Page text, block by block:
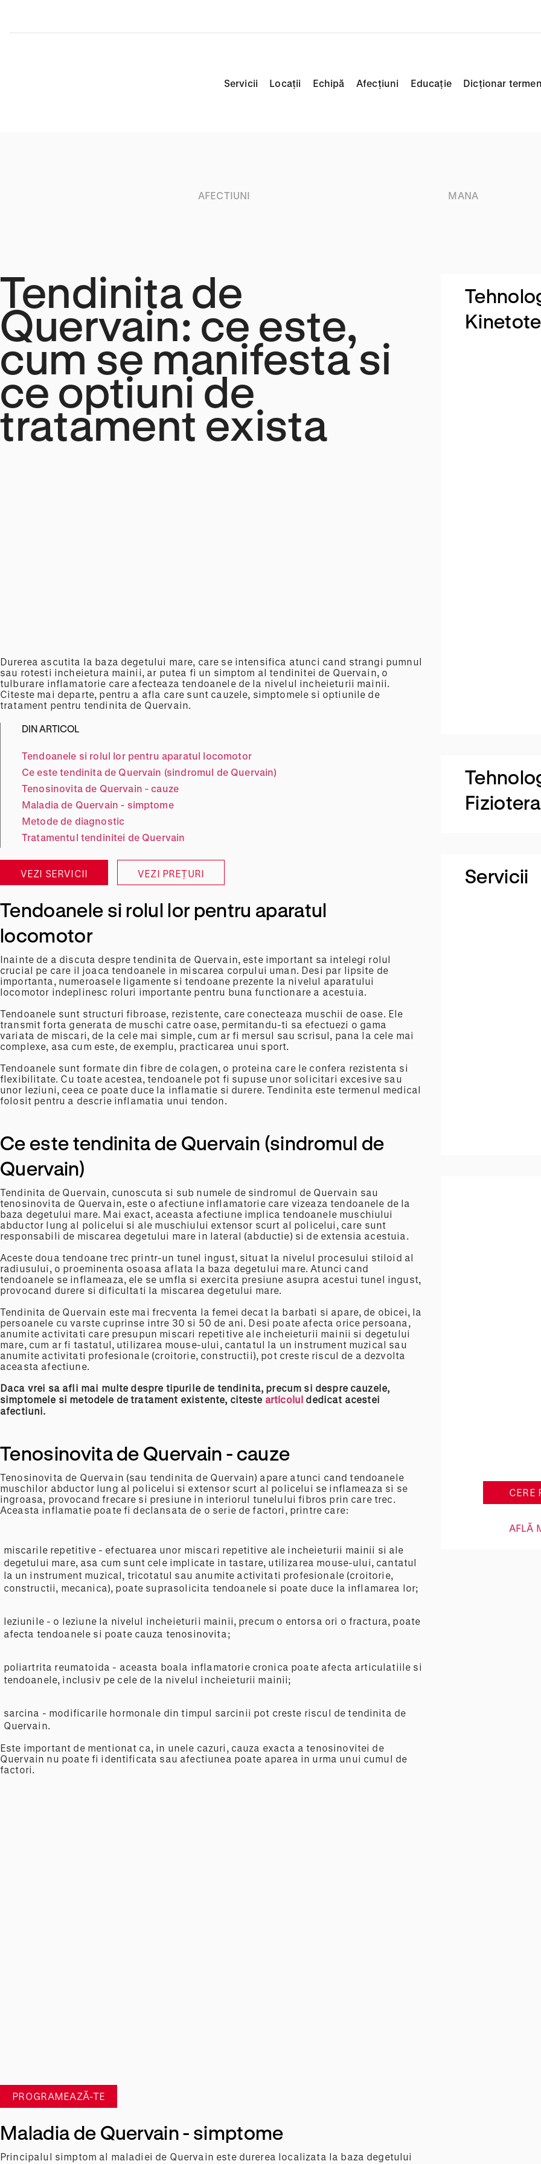
Servicii Locații Echipă Afecțiuni Educație Dicționar
AFECTIUNI MANA
Tendinita de
Quervain: ce este,
cum se manifesta si
ce optiuni de
tratament exista
Durerea ascutita la baza degetului mare, care se intensifica atunci cand strangi pumnul
sau rotesti incheietura mainii, ar putea fi un simptom al tendinitei de Quervain, o
tulburare inflamatorie care afecteaza tendoanele de la nivelul incheieturii mainii.
Citeste mai departe, pentru a afla care sunt cauzele, simptomele si optiunile de
tratament pentru tendinita de Quervain.
DIN ARTICOL
Tendoanele si rolul lor pentru aparatul locomotor
Ce este tendinita de Quervain (sindromul de Quervain)
Tenosinovita de Quervain - cauze
Maladia de Quervain - simptome
Metode de diagnostic
Tratamentul tendinitei de Quervain
VEZI SERVICII VEZI PREȚURI
Tendoanele si rolul lor pentru aparatul
locomotor
Inainte de a discuta despre tendinita de Quervain, este important sa intelegi rolul
crucial pe care il joaca tendoanele in miscarea corpului uman. Desi par lipsite de
importanta, numeroasele ligamente si tendoane prezente la nivelul aparatului
locomotor indeplinesc roluri importante pentru buna functionare a acestuia.
Tendoanele sunt structuri fibroase, rezistente, care conecteaza muschii de oase. Ele
transmit forta generata de muschi catre oase, permitandu-ti sa efectuezi o gama
variata de miscari, de la cele mai simple, cum ar fi mersul sau scrisul, pana la cele mai
complexe, asa cum este, de exemplu, practicarea unui sport.
Tendoanele sunt formate din fibre de colagen, o proteina care le confera rezistenta si
flexibilitate. Cu toate acestea, tendoanele pot fi supuse unor solicitari excesive sau
unor leziuni, ceea ce poate duce la inflamatie si durere. Tendinita este termenul medical
folosit pentru a descrie inflamatia unui tendon.
Ce este tendinita de Quervain (sindromul de
Quervain)
Tendinita de Quervain, cunoscuta si sub numele de sindromul de Quervain sau
tenosinovita de Quervain, este o afectiune inflamatorie care vizeaza tendoanele de la
baza degetului mare. Mai exact, aceasta afectiune implica tendoanele muschiului
abductor lung al policelui si ale muschiului extensor scurt al policelui, care sunt
responsabili de miscarea degetului mare in lateral (abductie) si de extensia acestuia.
Aceste doua tendoane trec printr-un tunel ingust, situat la nivelul procesului stiloid al
radiusului, o proeminenta osoasa aflata la baza degetului mare. Atunci cand
tendoanele se inflameaza, ele se umfla si exercita presiune asupra acestui tunel ingust,
provocand durere si dificultati la miscarea degetului mare.
Tendinita de Quervain este mai frecventa la femei decat la barbati si apare, de obicei, la
persoanele cu varste cuprinse intre 30 si 50 de ani. Desi poate afecta orice persoana,
anumite activitati care presupun miscari repetitive ale incheieturii mainii si degetului
mare, cum ar fi tastatul, utilizarea mouse-ului, cantatul la un instrument muzical sau
anumite activitati profesionale (croitorie, constructii), pot creste riscul de a dezvolta
aceasta afectiune.
Daca vrei sa afli mai multe despre tipurile de tendinita, precum si despre cauzele,
simptomele si metodele de tratament existente, citeste articolul dedicat acestei
afectiuni.
Tenosinovita de Quervain - cauze
Tenosinovita de Quervain (sau tendinita de Quervain) apare atunci cand tendoanele
muschilor abductor lung al policelui si extensor scurt al policelui se inflameaza si se
ingroasa, provocand frecare si presiune in interiorul tunelului fibros prin care trec.
Aceasta inflamatie poate fi declansata de o serie de factori, printre care:
miscarile repetitive - efectuarea unor miscari repetitive ale incheieturii mainii si ale
degetului mare, asa cum sunt cele implicate in tastare, utilizarea mouse-ului, cantatul
la un instrument muzical, tricotatul sau anumite activitati profesionale (croitorie,
constructii, mecanica), poate suprasolicita tendoanele si poate duce la inflamarea lor;
leziunile - o leziune la nivelul incheieturii mainii, precum o entorsa ori o fractura, poate
afecta tendoanele si poate cauza tenosinovita;
poliartrita reumatoida - aceasta boala inflamatorie cronica poate afecta articulatiile si
tendoanele, inclusiv pe cele de la nivelul incheieturii mainii;
sarcina - modificarile hormonale din timpul sarcinii pot creste riscul de tendinita de
Quervain.
Este important de mentionat ca, in unele cazuri, cauza exacta a tenosinovitei de
Quervain nu poate fi identificata sau afectiunea poate aparea in urma unui cumul de
factori.
PROGRAMEAZĂ-TE
Maladia de Quervain - simptome
Principalul simptom al maladiei de Quervain este durerea localizata la baza degetului
Servicii
CERE
AFLĂ